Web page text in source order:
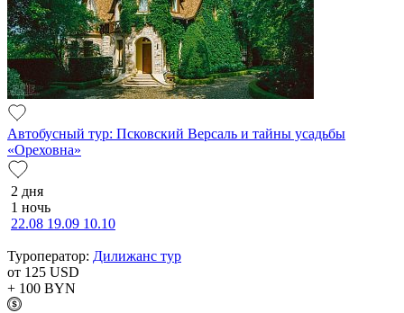
Автобусный тур: Псковский Версаль и тайны усадьбы
«Ореховна»
2 дня
1 ночь
22.08 19.09 10.10
Туроператор: Дилижанс тур
от 125 USD
+ 100 BYN